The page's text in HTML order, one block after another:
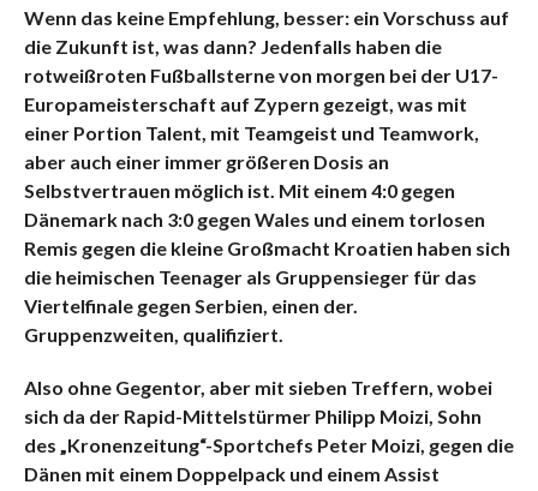
Wenn das keine Empfehlung, besser: ein Vorschuss auf
die Zukunft ist, was dann? Jedenfalls haben die
rotweißroten Fußballsterne von morgen bei der U17-
Europameisterschaft auf Zypern gezeigt, was mit
einer Portion Talent, mit Teamgeist und Teamwork,
aber auch einer immer größeren Dosis an
Selbstvertrauen möglich ist. Mit einem 4:0 gegen
Dänemark nach 3:0 gegen Wales und einem torlosen
Remis gegen die kleine Großmacht Kroatien haben sich
die heimischen Teenager als Gruppensieger für das
Viertelfinale gegen Serbien, einen der.
Gruppenzweiten, qualifiziert.
Also ohne Gegentor, aber mit sieben Treffern, wobei
sich da der Rapid-Mittelstürmer Philipp Moizi, Sohn
des „Kronenzeitung“-Sportchefs Peter Moizi, gegen die
Dänen mit einem Doppelpack und einem Assist